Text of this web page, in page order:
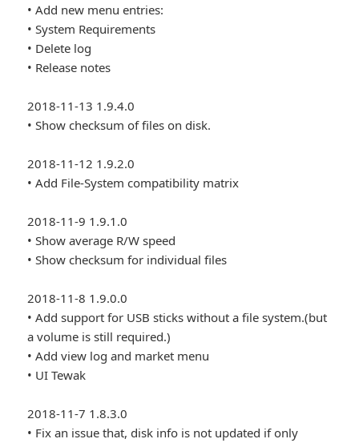
• Add new menu entries:
• System Requirements
• Delete log
• Release notes
2018-11-13 1.9.4.0
• Show checksum of files on disk.
2018-11-12 1.9.2.0
• Add File-System compatibility matrix
2018-11-9 1.9.1.0
• Show average R/W speed
• Show checksum for individual files
2018-11-8 1.9.0.0
• Add support for USB sticks without a file system.(but
a volume is still required.)
• Add view log and market menu
• UI Tewak
2018-11-7 1.8.3.0
• Fix an issue that, disk info is not updated if only